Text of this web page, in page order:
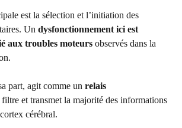
est la sélection et l’initiation des
Un dysfonctionnement ici est
aux troubles moteurs observés dans la
part, agit comme un relais
et transmet la majorité des informations
cérébral.